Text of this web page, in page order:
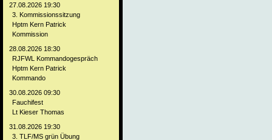
27.08.2026 19:30
3. Kommissionssitzung
Hptm Kern Patrick
Kommission
28.08.2026 18:30
RJFWL Kommandogespräch
Hptm Kern Patrick
Kommando
30.08.2026 09:30
Fauchifest
Lt Kieser Thomas
31.08.2026 19:30
3. TLF/MS grün Übung